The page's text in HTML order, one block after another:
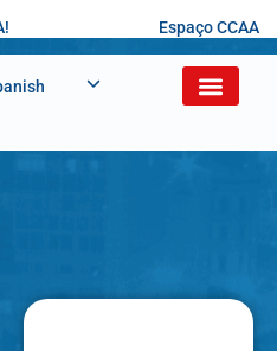
Espaço CCAA